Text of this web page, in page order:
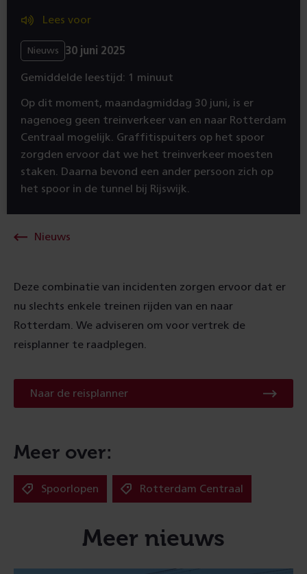
Lees voor
Nieuws 30 juni 2025
Gemiddelde leestijd: 1 minuut
Op dit moment, maandagmiddag 30 juni, is er
nagenoeg geen treinverkeer van en naar Rotterdam
Centraal mogelijk. Graffitispuiters op het spoor
zorgden ervoor dat we het treinverkeer moesten
staken. Daarna bevond een ander persoon zich op
het spoor in de tunnel bij Rijswijk.
Nieuws
Deze combinatie van incidenten zorgen ervoor dat er
nu slechts enkele treinen rijden van en naar
Rotterdam. We adviseren om voor vertrek de
reisplanner te raadplegen.
Naar de reisplannerNaar
Meer over:
Spoorlopen Rotterdam Centraal
Meer nieuws